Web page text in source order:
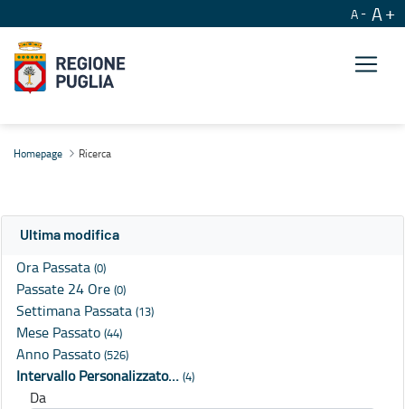
A A
Homepage Ricerca
Ultima modifica
Ora Passata (0)
Passate 24 Ore (0)
Settimana Passata (13)
Mese Passato (44)
Anno Passato (526)
Intervallo Personalizzato… (4)
Da